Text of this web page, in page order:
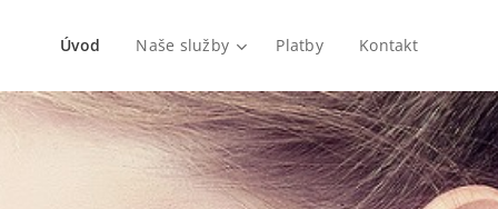
Úvod Naše služby Platby Kontakt